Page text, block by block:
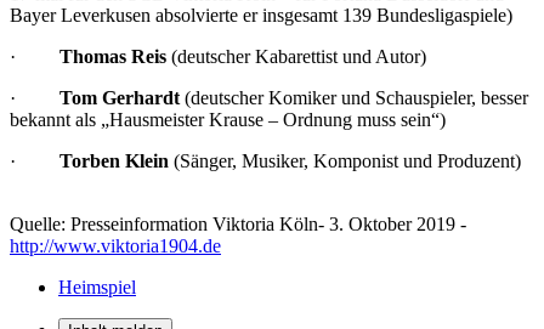
Bayer Leverkusen absolvierte er insgesamt 139 Bundesligaspiele)
· Thomas Reis (deutscher Kabarettist und Autor)
· Tom Gerhardt (deutscher Komiker und Schauspieler, besser
bekannt als „Hausmeister Krause – Ordnung muss sein“)
· Torben Klein (Sänger, Musiker, Komponist und Produzent)
Quelle: Presseinformation Viktoria Köln- 3. Oktober 2019 -
http://www.viktoria1904.de
Heimspiel